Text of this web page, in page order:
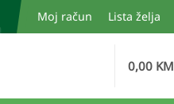
Moj račun Lista želja
0,00 KM